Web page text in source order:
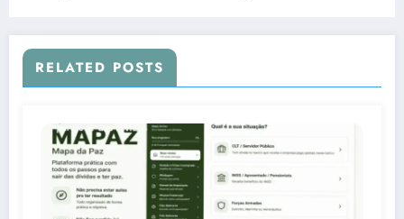
RELATED POSTS